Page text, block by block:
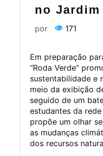
no
por 171
Em preparação
“Roda Verde”
sustentabilidade e
meio da exibição
seguido de um
estudantes da
propõe um olhar
as mudanças
dos recursos